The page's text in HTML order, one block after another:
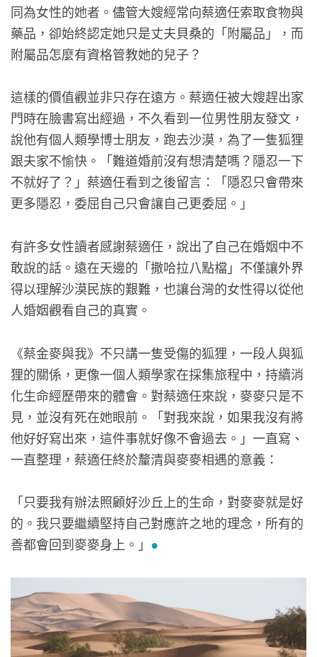
同為女性的她者。儘管大嫂經常向蔡適任索取食物與
藥品，卻始終認定她只是丈夫貝桑的「附屬品」，而
附屬品怎麼有資格管教她的兒子？
這樣的價值觀並非只存在遠方。蔡適任被大嫂趕出家
門時在臉書寫出經過，不久看到一位男性朋友發文，
說他有個人類學博士朋友，跑去沙漠，為了一隻狐狸
跟夫家不愉快。「難道婚前沒有想清楚嗎？隱忍一下
不就好了？」蔡適任看到之後留言：「隱忍只會帶來
更多隱忍，委屈自己只會讓自己更委屈。」
有許多女性讀者感謝蔡適任，說出了自己在婚姻中不
敢說的話。遠在天邊的「撒哈拉八點檔」不僅讓外界
得以理解沙漠民族的艱難，也讓台灣的女性得以從他
人婚姻觀看自己的真實。
《蔡金麥與我》不只講一隻受傷的狐狸，一段人與狐
狸的關係，更像一個人類學家在採集旅程中，持續消
化生命經歷帶來的體會。對蔡適任來說，麥麥只是不
見，並沒有死在她眼前。「對我來說，如果我沒有將
他好好寫出來，這件事就好像不會過去。」一直寫、
一直整理，蔡適任終於釐清與麥麥相遇的意義：
「只要我有辦法照顧好沙丘上的生命，對麥麥就是好
的。我只要繼續堅持自己對應許之地的理念，所有的
善都會回到麥麥身上。」 ●